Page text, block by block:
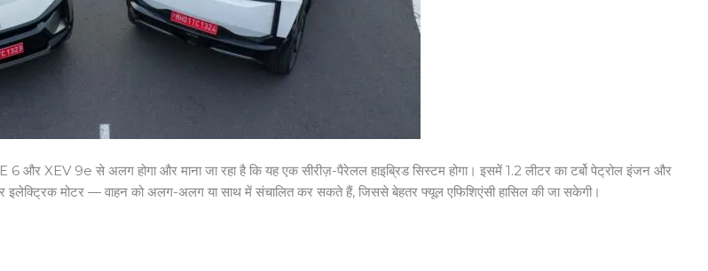
और XEV 9e से अलग होगा और माना जा रहा है कि यह एक सीरीज़-पैरेलल हाइब्रिड सिस्टम होगा। इसमें 1.2 लीटर का टर्बो पेट्रोल इंजन और
मोटर — वाहन को अलग-अलग या साथ में संचालित कर सकते हैं, जिससे बेहतर फ्यूल एफिशिएंसी हासिल की जा सकेगी।